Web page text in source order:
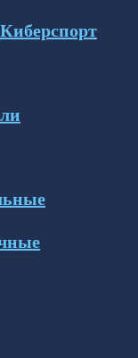
Киберспорт